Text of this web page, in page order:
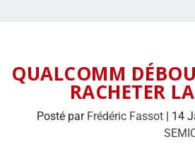
QUALCOMM
RACHETER
Posté par Frédéric Fassot | 14